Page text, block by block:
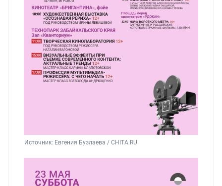
Источник: Евгения Бузлаева / CHITA.RU